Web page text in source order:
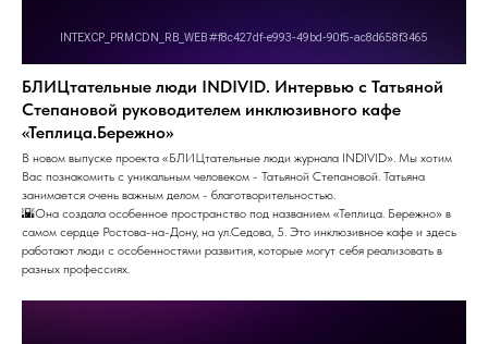
БЛИЦтательные люди INDIVID. Интервью с Татьяной
Степановой руководителем инклюзивного кафе
«Теплица.Бережно»
В новом выпуске проекта «БЛИЦтательные люди журнала INDIVID». Мы хотим
Вас познакомить с уникальным человеком - Татьяной Степановой. Татьяна
занимается очень важным делом - благотворительностью.
🌇Она создала особенное пространство под названием «Теплица. Бережно» в
самом сердце Ростова-на-Дону, на ул.Седова, 5. Это инклюзивное кафе и здесь
работают люди с особенностями развития, которые могут себя реализовать в
разных профессиях.